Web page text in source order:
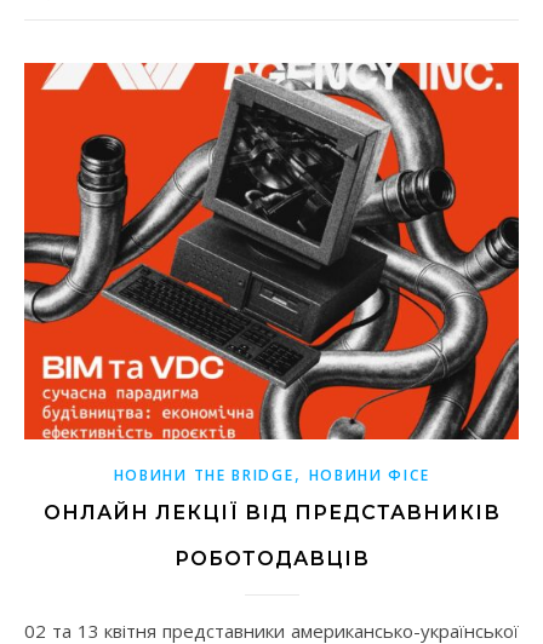
НОВИНИ THE BRIDGE, НОВИНИ ФІСЕ
ОНЛАЙН ЛЕКЦІЇ ВІД ПРЕДСТАВНИКІВ
РОБОТОДАВЦІВ
02 та 13 квітня представники американсько-української